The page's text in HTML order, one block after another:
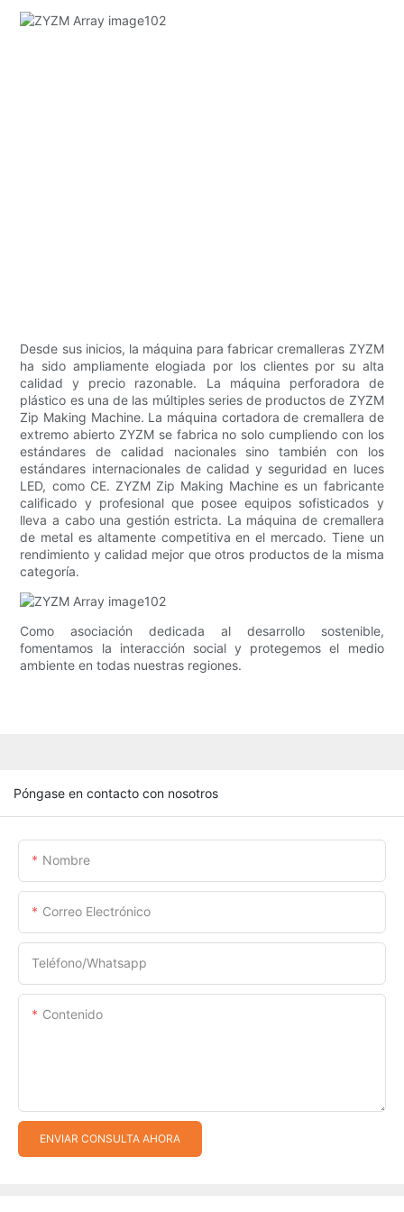
Desde sus inicios, la máquina para fabricar cremalleras ZYZM
ha sido ampliamente elogiada por los clientes por su alta
calidad y precio razonable. La máquina perforadora de
plástico es una de las múltiples series de productos de ZYZM
Zip Making Machine. La máquina cortadora de cremallera de
extremo abierto ZYZM se fabrica no solo cumpliendo con los
estándares de calidad nacionales sino también con los
estándares internacionales de calidad y seguridad en luces
LED, como CE. ZYZM Zip Making Machine es un fabricante
calificado y profesional que posee equipos sofisticados y
lleva a cabo una gestión estricta. La máquina de cremallera
de metal es altamente competitiva en el mercado. Tiene un
rendimiento y calidad mejor que otros productos de la misma
categoría.
Como asociación dedicada al desarrollo sostenible,
fomentamos la interacción social y protegemos el medio
ambiente en todas nuestras regiones.
Póngase en contacto con nosotros
Nombre
Correo Electrónico
Teléfono/whatsapp
Contenido
ENVIAR CONSULTA AHORA